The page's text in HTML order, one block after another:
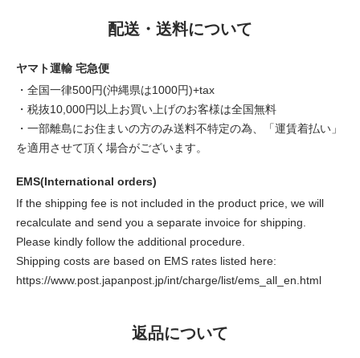
配送・送料について
ヤマト運輸 宅急便
・全国一律500円(沖縄県は1000円)+tax
・税抜10,000円以上お買い上げのお客様は全国無料
・一部離島にお住まいの方のみ送料不特定の為、「運賃着払い」
を適用させて頂く場合がございます。
EMS(International orders)
If the shipping fee is not included in the product price, we will
recalculate and send you a separate invoice for shipping.
Please kindly follow the additional procedure.
Shipping costs are based on EMS rates listed here:
https://www.post.japanpost.jp/int/charge/list/ems_all_en.html
返品について